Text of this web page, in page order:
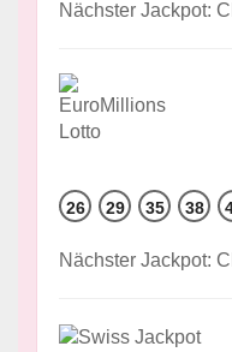
Nächster Jackpot:
26 29 35 38
Nächster Jackpot: